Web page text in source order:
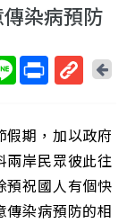
染病預防
短
網
址
回
假期，加以政府
兩岸民眾彼此往
預祝國人有個快
傳染病預防的相